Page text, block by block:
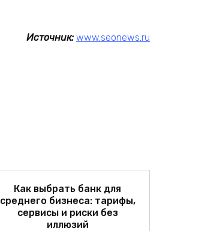
Источник: www.seonews.ru
Как выбрать банк для
среднего бизнеса: тарифы,
сервисы и риски без
иллюзий